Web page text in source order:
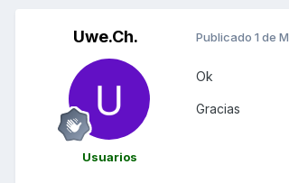
Uwe.Ch.
Usuarios
Publicado 1 de
Ok
Gracias